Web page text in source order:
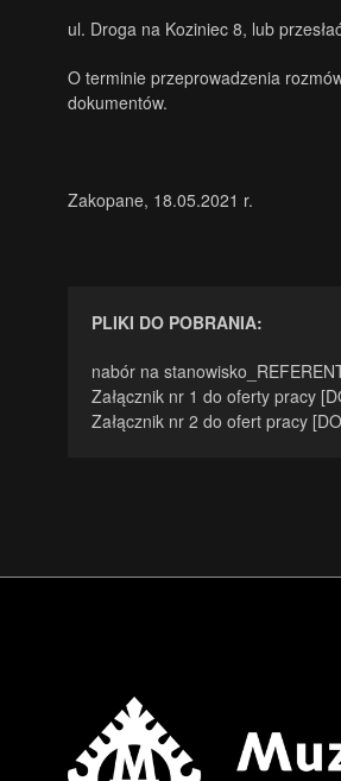
ul. Droga na Koziniec 8, lub
O terminie przeprowadzenia
dokumentów.
Zakopane, 18.05.2021 r.
PLIKI DO POBRANIA:
nabór na
Załącznik nr 1 do oferty pracy
Załącznik nr 2 do ofert pracy